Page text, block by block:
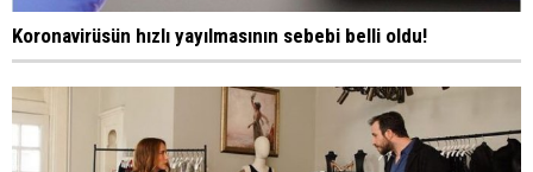
Koronavirüsün hızlı yayılmasının sebebi belli oldu!